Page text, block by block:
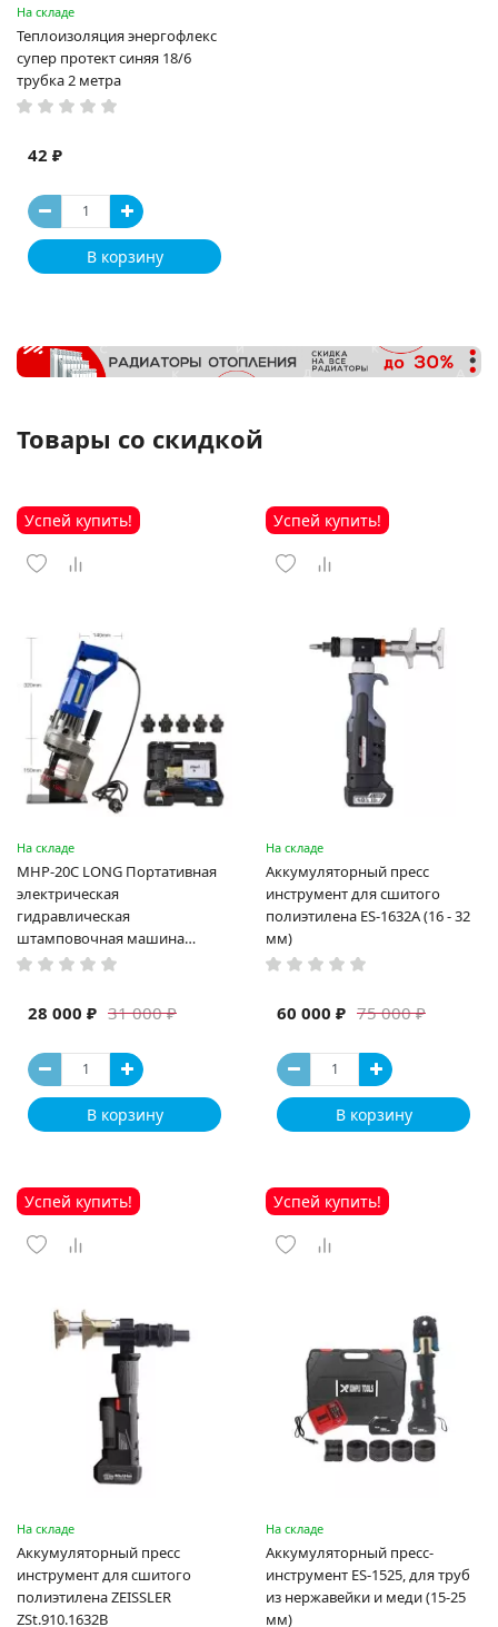
На складе
Теплоизоляция энергофлекс
супер протект синяя 18/6
трубка 2 метра
42 ₽
В корзину
Товары со скидкой
Успей купить!
На складе
MHP-20C LONG Портативная
электрическая
гидравлическая
штамповочная машина
высокая мощность и мощный
машина
31 000 ₽
28 000 ₽
В корзину
Успей купить!
На складе
Аккумуляторный пресс
инструмент для сшитого
полиэтилена ES-1632A (16 - 32
мм)
75 000 ₽
60 000 ₽
В корзину
Успей купить!
На складе
Аккумуляторный пресс
инструмент для сшитого
полиэтилена ZEISSLER
ZSt.910.1632B
Успей купить!
На складе
Аккумуляторный пресс-
инструмент ES-1525, для труб
из нержавейки и меди (15-25
мм)